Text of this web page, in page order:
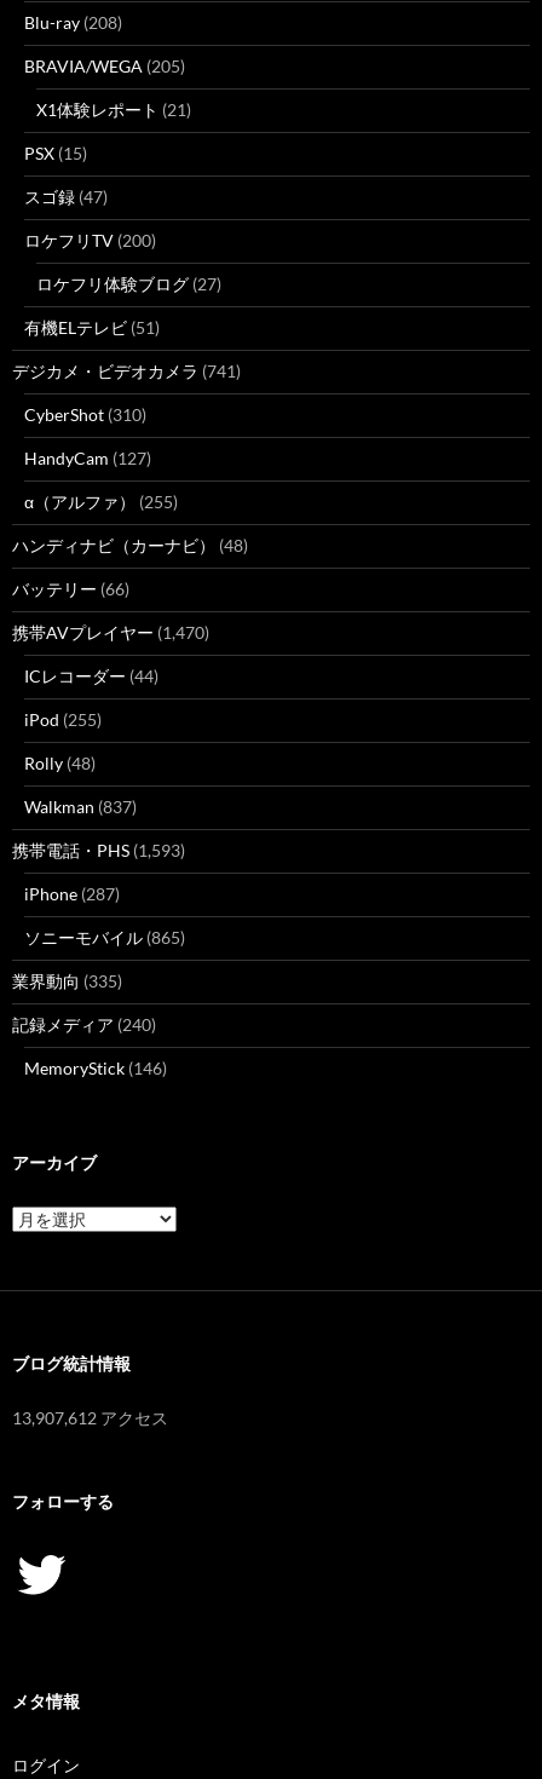
Blu-ray (208)
BRAVIA/WEGA (205)
X1体験レポート (21)
PSX (15)
スゴ録 (47)
ロケフリTV (200)
ロケフリ体験ブログ (27)
有機ELテレビ (51)
デジカメ・ビデオカメラ (741)
CyberShot (310)
HandyCam (127)
α（アルファ） (255)
ハンディナビ（カーナビ） (48)
バッテリー (66)
携帯AVプレイヤー (1,470)
ICレコーダー (44)
iPod (255)
Rolly (48)
Walkman (837)
携帯電話・PHS (1,593)
iPhone (287)
ソニーモバイル (865)
業界動向 (335)
記録メディア (240)
MemoryStick (146)
アーカイブ
ア
ー
ブログ統計情報
13,907,612 アクセス
フォローする
Twitter
メタ情報
ログイン